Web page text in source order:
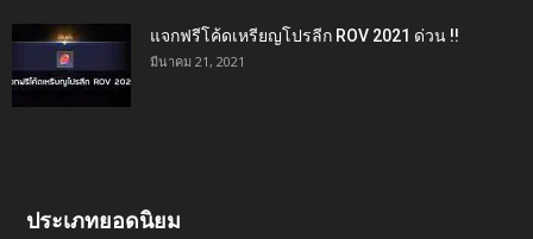
แจกฟรีโค้ดเหรียญโปรลีก ROV 2021 ด่วน !!
มีนาคม 21, 2021
ประเภทยอดนิยม